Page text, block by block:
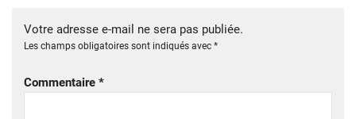
Votre adresse e-mail ne sera pas publiée.
Les champs obligatoires sont indiqués avec *
Commentaire *